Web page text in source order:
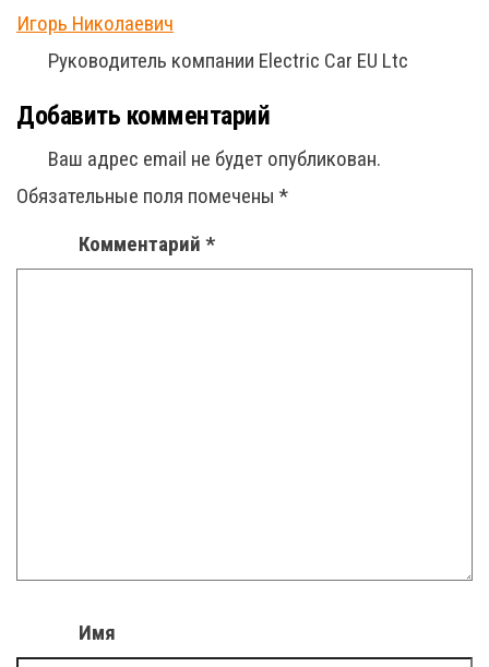
Игорь Николаевич
Руководитель компании Electric Car EU Ltc
Добавить комментарий
Ваш адрес email не будет опубликован.
Обязательные поля помечены *
Комментарий *
Имя